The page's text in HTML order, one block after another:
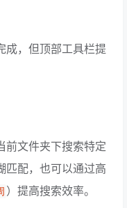
成，但顶部工具栏提
前文件夹下搜索特定
匹配，也可以通过高
）提高搜索效率。